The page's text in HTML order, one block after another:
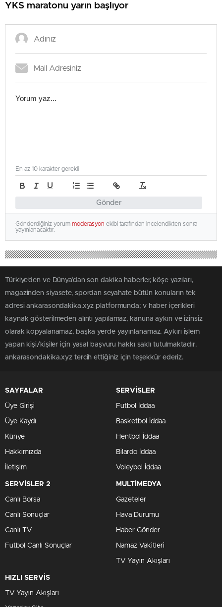
YKS maratonu yarın başlıyor
Gönder
En az 10 karakter gerekli
Gönderdiğiniz yorum moderasyon ekibi tarafından incelendikten sonra
yayınlanacaktır.
Türkiye'den ve Dünya’dan son dakika haberler, köşe yazıları,
magazinden siyasete, spordan seyahate bütün konuların tek
adresi ankarasondakika.xyz platformunda; v haber içerikleri
kaynak gösterilmeden alıntı yapılamaz, kanuna aykırı ve izinsiz
olarak kopyalanamaz, başka yerde yayınlanamaz. Aykırı işlem
yapan kişi/kişiler için yasal başvuru hakkı saklı tutulmaktadır.
ankarasondakika.xyz tercih ettiğiniz için teşekkür ederiz.
SAYFALAR
Üye Girişi
Üye Kaydı
Künye
Hakkımızda
İletişim
SERVİSLER
Futbol İddaa
Basketbol İddaa
Hentbol İddaa
Bilardo İddaa
Voleybol İddaa
SERVİSLER 2
Canlı Borsa
Canlı Sonuçlar
Canlı TV
Futbol Canlı Sonuçlar
MULTİMEDYA
Gazeteler
Hava Durumu
Haber Gönder
Namaz Vakitleri
TV Yayın Akışları
HIZLI SERVİS
TV Yayın Akışları